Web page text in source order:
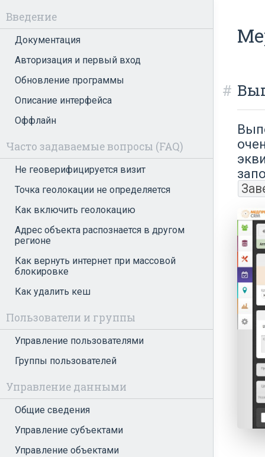
Введение
Документация
Авторизация и первый вход
Обновление программы
Описание интерфейса
Оффлайн
Часто задаваемые вопросы (FAQ)
Не геоверифицируется визит
Точка геолокации не определяется
Как включить геолокацию
Адрес объекта распознается в другом
регионе
Как вернуть интернет при массовой
блокировке
Как удалить кеш
Пользователи и группы
Управление пользователями
Группы пользователей
Управление данными
Общие сведения
Управление субъектами
Управление объектами